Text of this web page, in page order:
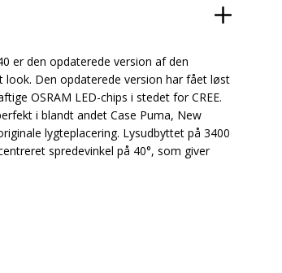
er den opdaterede version af den
Den opdaterede version har fået løst
OSRAM LED-chips i stedet for CREE.
i blandt andet Case Puma, New
lygteplacering. Lysudbyttet på 3400
spredevinkel på 40°, som giver